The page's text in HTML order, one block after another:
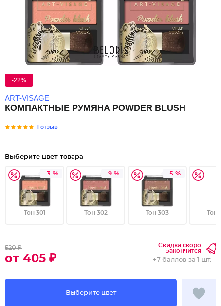
-22%
ART-VISAGE
КОМПАКТНЫЕ РУМЯНА POWDER BLUSH
1 отзыв
Выберите цвет товара
-3 %
Тон 301
-9 %
Тон 302
-5 %
Тон 303 Тон
520 ₽
от 405 ₽
Скидка скоро
закончится
Выберите цвет
+7 баллов за 1 шт.